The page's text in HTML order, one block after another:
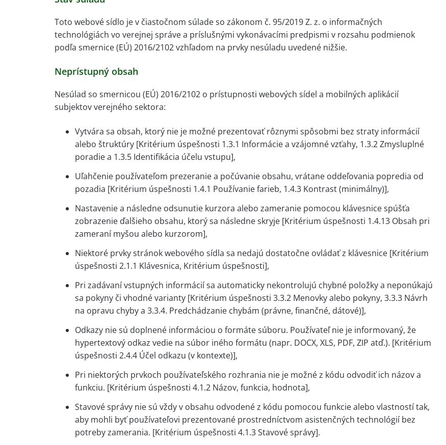
Toto webové sídlo je v čiastočnom súlade so zákonom č. 95/2019 Z. z. o informačných
technológiách vo verejnej správe a príslušnými vykonávacími predpismi v rozsahu podmienok
podľa smernice (EÚ) 2016/2102 vzhľadom na prvky nesúladu uvedené nižšie.
Neprístupný obsah
Nesúlad so smernicou (EÚ) 2016/2102 o prístupnosti webových sídel a mobilných aplikácií
subjektov verejného sektora:
Vytvára sa obsah, ktorý nie je možné prezentovať rôznymi spôsobmi bez straty informácií
alebo štruktúry [Kritérium úspešnosti 1.3.1 Informácie a vzájomné vzťahy, 1.3.2 Zmysluplné
poradie a 1.3.5 Identifikácia účelu vstupu],
Uľahčenie používateľom prezeranie a počúvanie obsahu, vrátane oddeľovania popredia od
pozadia [Kritérium úspešnosti 1.4.1 Používanie farieb, 1.4.3 Kontrast (minimálny)],
Nastavenie a následne odsunutie kurzora alebo zameranie pomocou klávesnice spúšťa
zobrazenie ďalšieho obsahu, ktorý sa následne skryje [Kritérium úspešnosti 1.4.13 Obsah pri
zameraní myšou alebo kurzorom],
Niektoré prvky stránok webového sídla sa nedajú dostatočne ovládať z klávesnice [Kritérium
úspešnosti 2.1.1 Klávesnica, Kritérium úspešnosti],
Pri zadávaní vstupných informácií sa automaticky nekontrolujú chybné položky a neponúkajú
sa pokyny či vhodné varianty [Kritérium úspešnosti 3.3.2 Menovky alebo pokyny, 3.3.3 Návrh
na opravu chyby a 3.3.4. Predchádzanie chybám (právne, finančné, dátové)],
Odkazy nie sú doplnené informáciou o formáte súboru. Používateľ nie je informovaný, že
hypertextový odkaz vedie na súbor iného formátu (napr. DOCX, XLS, PDF, ZIP atď.). [Kritérium
úspešnosti 2.4.4 Účel odkazu (v kontexte)],
Pri niektorých prvkoch používateľského rozhrania nie je možné z kódu odvodiť ich názov a
funkciu. [Kritérium úspešnosti 4.1.2 Názov, funkcia, hodnota],
Stavové správy nie sú vždy v obsahu odvodené z kódu pomocou funkcie alebo vlastností tak,
aby mohli byť používateľovi prezentované prostredníctvom asistenčných technológií bez
potreby zamerania. [Kritérium úspešnosti 4.1.3 Stavové správy].